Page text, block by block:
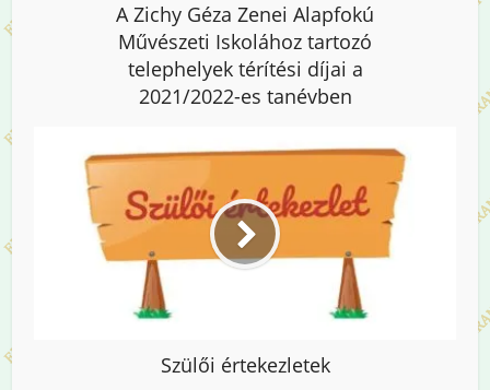
A Zichy Géza Zenei Alapfokú
Művészeti Iskolához tartozó
telephelyek térítési díjai a
2021/2022-es tanévben
Szülői értekezletek